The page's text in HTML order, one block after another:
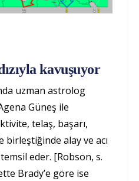
kavuşuyor
uzman astrolog
Güneş ile
telaş, başarı,
birleştiğinde alay ve acı
eder. [Robson, s.
Brady’e göre ise